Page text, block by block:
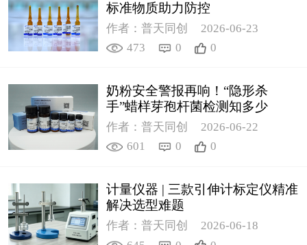
标准物质助力防控
作者：普天同创
2026-06-23
473
0 0
奶粉安全警报再响！“隐形杀
手”蜡样芽孢杆菌检测知多少
作者：普天同创
2026-06-22
601
0 0
计量仪器 | 三款引伸计标定仪精准
解决选型难题
作者：普天同创
2026-06-18